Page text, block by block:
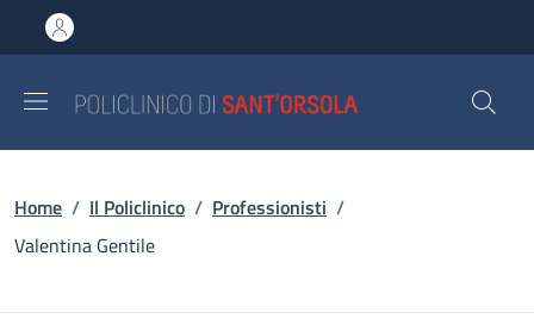
al contenuto principale
to footer content
Briciole di pane
Home / Il Policlinico / Professionisti /
Valentina Gentile